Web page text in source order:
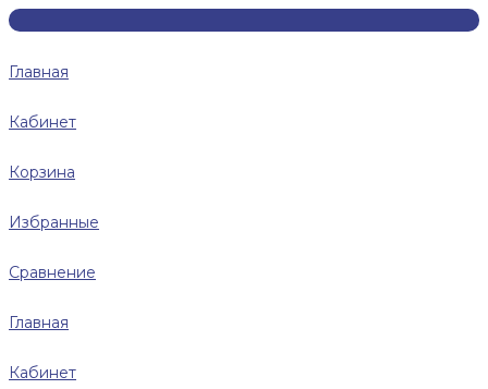
Главная
Кабинет
Корзина
Избранные
Сравнение
Главная
Кабинет